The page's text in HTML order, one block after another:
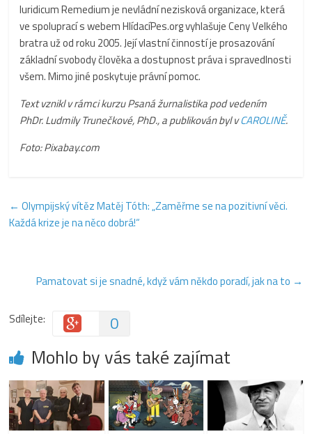
Iuridicum Remedium je nevládní nezisková organizace, která
ve spoluprací s webem HlídacíPes.org vyhlašuje Ceny Velkého
bratra už od roku 2005. Její vlastní činností je prosazování
základní svobody člověka a dostupnost práva i spravedlnosti
všem. Mimo jiné poskytuje právní pomoc.
Text vznikl v rámci kurzu Psaná žurnalistika pod vedením
PhDr. Ludmily Trunečkové, PhD., a publikován byl vCAROLINĚ.
Foto: Pixabay.com
← Olympijský vítěz Matěj Tóth: „Zaměřme se na pozitivní věci.
Každá krize je na něco dobrá!“
Pamatovat si je snadné, když vám někdo poradí, jak na to →
Sdílejte: 0
Mohlo by vás také zajímat